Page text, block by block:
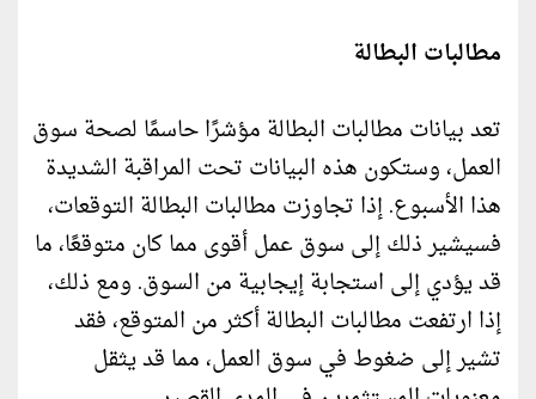
مطالبات البطالة
تعد بيانات مطالبات البطالة مؤشرًا حاسمًا لصحة سوق
العمل، وستكون هذه البيانات تحت المراقبة الشديدة
هذا الأسبوع. إذا تجاوزت مطالبات البطالة التوقعات،
فسيشير ذلك إلى سوق عمل أقوى مما كان متوقعًا، ما
قد يؤدي إلى استجابة إيجابية من السوق. ومع ذلك،
إذا ارتفعت مطالبات البطالة أكثر من المتوقع، فقد
تشير إلى ضغوط في سوق العمل، مما قد يثقل